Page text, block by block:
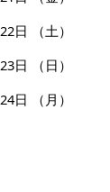
22日
（土）
23日
（日）
24日
（月）